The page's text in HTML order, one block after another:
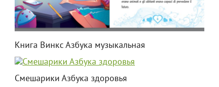
Книга Винкс Азбука музыкальная
Смешарики Азбука здоровья